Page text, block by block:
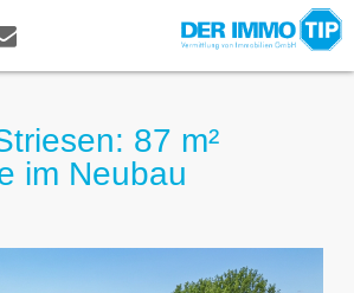
87 m²
im Neubau